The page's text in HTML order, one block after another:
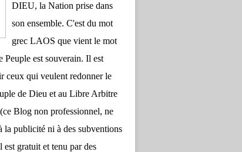
DIEU, la Nation prise dans
son ensemble. C'est du mot
grec LAOS que vient le mot
Peuple est souverain. Il est
ceux qui veulent redonner le
de Dieu et au Libre Arbitre
Blog non professionnel, ne
la publicité ni à des subventions
est gratuit et tenu par des